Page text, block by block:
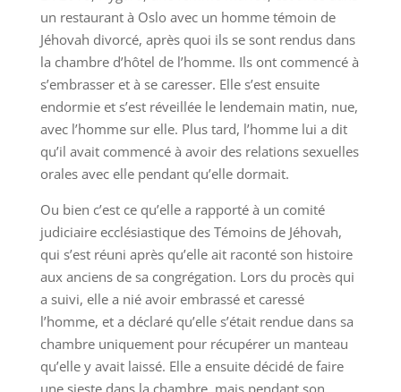
un restaurant à Oslo avec un homme témoin de
Jéhovah divorcé, après quoi ils se sont rendus dans
la chambre d’hôtel de l’homme. Ils ont commencé à
s’embrasser et à se caresser. Elle s’est ensuite
endormie et s’est réveillée le lendemain matin, nue,
avec l’homme sur elle. Plus tard, l’homme lui a dit
qu’il avait commencé à avoir des relations sexuelles
orales avec elle pendant qu’elle dormait.
Ou bien c’est ce qu’elle a rapporté à un comité
judiciaire ecclésiastique des Témoins de Jéhovah,
qui s’est réuni après qu’elle ait raconté son histoire
aux anciens de sa congrégation. Lors du procès qui
a suivi, elle a nié avoir embrassé et caressé
l’homme, et a déclaré qu’elle s’était rendue dans sa
chambre uniquement pour récupérer un manteau
qu’elle y avait laissé. Elle a ensuite décidé de faire